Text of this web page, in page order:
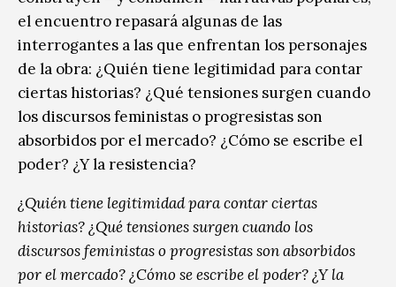
el encuentro repasará algunas de las
interrogantes a las que enfrentan los personajes
de la obra: ¿Quién tiene legitimidad para contar
ciertas historias? ¿Qué tensiones surgen cuando
los discursos feministas o progresistas son
absorbidos por el mercado? ¿Cómo se escribe el
poder? ¿Y la resistencia?
¿Quién tiene legitimidad para contar ciertas
historias? ¿Qué tensiones surgen cuando los
discursos feministas o progresistas son absorbidos
por el mercado? ¿Cómo se escribe el poder? ¿Y la